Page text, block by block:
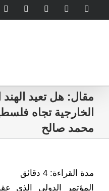
to
Facebook
Instagram
مقال: هل تعيد
الخارجية تجاه
محمد صالح
مدة القراءة: 4 دقائق
المؤتمر الدولي الذي